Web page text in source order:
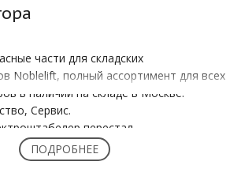
части для складских
Noblelift, полный ассортимент для всех
в наличии на складе в Москве:
Сервис.
перестал
Вам срочно нужны новые
Не откладывайте покупку, ведь
ПОДРОБНЕЕ